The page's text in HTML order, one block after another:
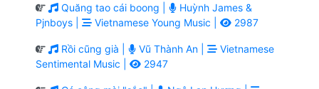
Quăng tao cái boong |
Huỳnh James &
Pjnboys |
Vietnamese Young Music | 2987
Rồi cũng già | Vũ Thành An |
Vietnamese
Sentimental Music |
2947